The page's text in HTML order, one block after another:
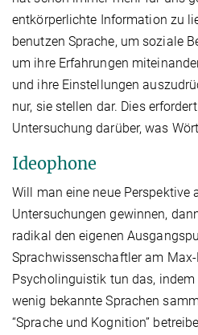
entkörperlichte Information zu
benutzen Sprache, um soziale
um ihre Erfahrungen
und ihre Einstellungen
nur, sie stellen dar. Dies
Untersuchung darüber, was
Ideophone
Will man eine neue Perspektive
Untersuchungen gewinnen,
radikal den eigenen
Sprachwissenschaftler am
Psycholinguistik tun das,
wenig bekannte Sprachen
“Sprache und Kognition”